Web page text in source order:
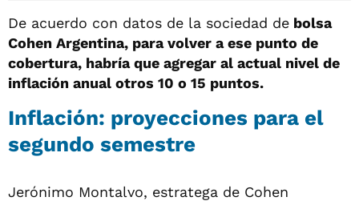
De acuerdo con datos de la sociedad de bolsa
Cohen Argentina, para volver a ese punto de
cobertura, habría que agregar al actual nivel de
inflación anual otros 10 o 15 puntos.
Inflación: proyecciones para el
segundo semestre
Jerónimo Montalvo, estratega de Cohen